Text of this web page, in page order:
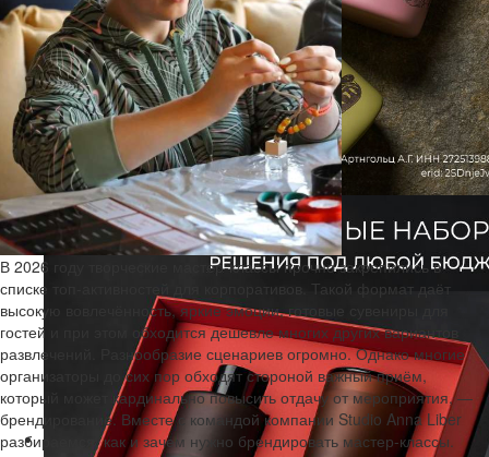
В 2026 году творческие мастер-классы прочно закрепились в
списке топ-активностей для корпоративов. Такой формат даёт
высокую вовлечённость, яркие эмоции, готовые сувениры для
гостей и при этом обходится дешевле многих других вариантов
развлечений. Разнообразие сценариев огромно. Однако многие
организаторы до сих пор обходят стороной важный приём,
который может кардинально повысить отдачу от мероприятия, —
брендирование. Вместе с командой компании Studio Anna Liber
разбираемся, как и зачем нужно брендировать мастер-классы.